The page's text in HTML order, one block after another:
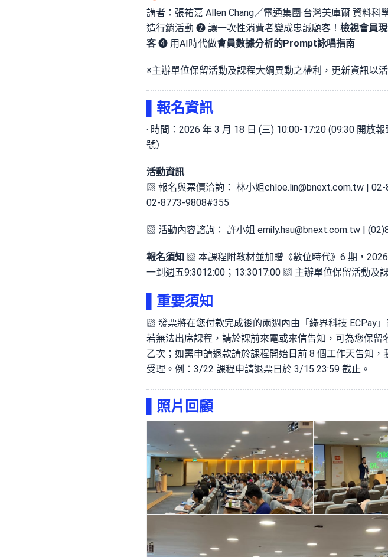
講者：張祐嘉 Allen Chang／電通集團‧台灣美庫爾 資料
造行銷活動 ❷ 讓一次性消費者變成忠誠顧客！ 檢視會員
客 ❹ 用AI時代做會員數據分析的Prompt詠唱指南
※主辦單位保留活動及課程大綱異動之權利，更新資訊以
報名資訊
‧ 時間：2026 年 3 月 18 日 (三) 10:00-17:20 (09:30 開放
號）
活動資訊
▧ 報名與票價洽詢： 林小姐chloe.lin@bnext.com.tw | 02-
02-8773-9808#355
▧ 活動內容諮詢： 許小姐 emily.hsu@bnext.com.tw |
報名須知 ▧ 本課程附教材並加贈《數位時代》6 期，
一到週五9:3012:00；13:3017:00 ▧ 主辦單位保留活動及
重要須知
▧ 發票將在您付款完成後的兩週內由「綠界科技 ECPay
若無法出席課程，請於課前來電或來信告知，可為您保
乙次；如需申請退款請於課程開始日前 8 個工作天告知
受理。例：3/22 課程申請退票日於 3/15 23:59 截止。
照片回顧